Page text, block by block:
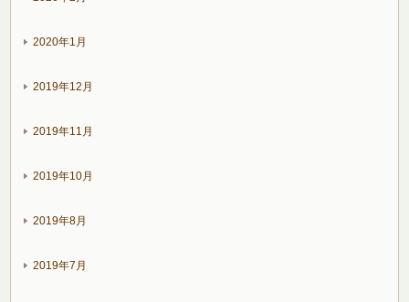
2020年1月
2019年12月
2019年11月
2019年10月
2019年8月
2019年7月